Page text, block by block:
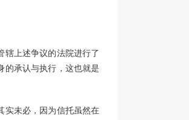
辖上述争议的法院进行了
的承认与执行，这也就是
实未必，因为信托虽然在